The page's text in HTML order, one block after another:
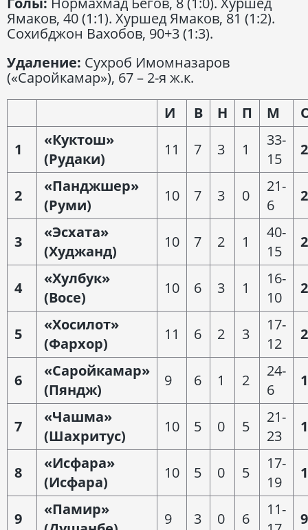
Ямаков, 40 (1:1). Хуршед Ямаков, 81 (1:2).
Сохибджон Вахобов, 90+3 (1:3).
Удаление: Сухроб Имомназаров
(«Саройкамар»), 67 – 2-я ж.к.
И
В Н П М
1
«Куктош»
(Рудаки)
11 7 3 1
33-
15
2
«Панджшер»
(Руми)
10 7 3 0
21-
6
3
«Эсхата»
(Худжанд)
10 7 2 1
40-
15
4
«Хулбук»
(Восе)
10 6 3 1
16-
10
5
«Хосилот»
(Фархор)
11 6 2 3
17-
12
6
«Саройкамар»
(Пяндж)
9 6 1 2
24-
6
7
«Чашма»
(Шахритус)
10 5 0 5
21-
23
8
«Исфара»
(Исфара)
10 5 0 5
17-
19
9
«Памир»
9 3 0 6
11-
9